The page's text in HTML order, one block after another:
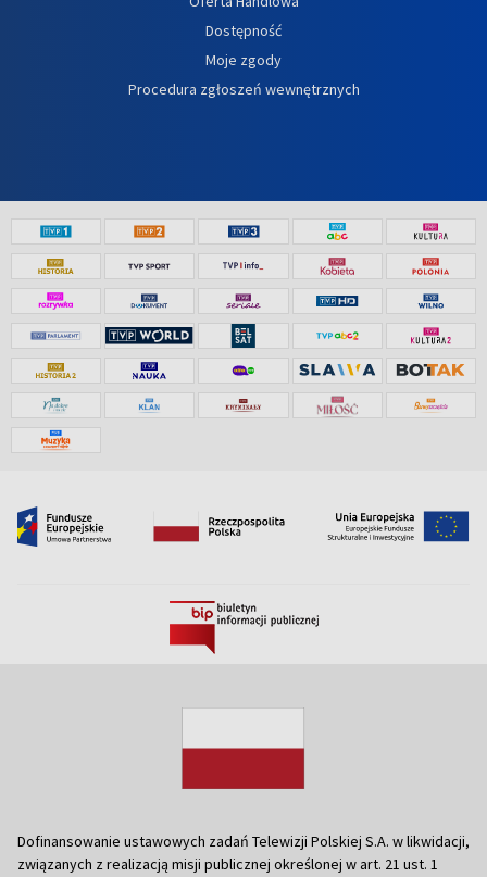
Dostępność
Moje zgody
Procedura zgłoszeń wewnętrznych
Dofinansowanie ustawowych zadań Telewizji Polskiej S.A. w likwidacji,
związanych z realizacją misji publicznej określonej w art. 21 ust. 1